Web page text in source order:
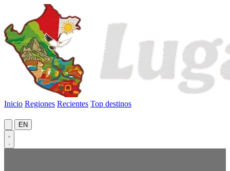
Inicio Regiones Recientes Top destinos
EN